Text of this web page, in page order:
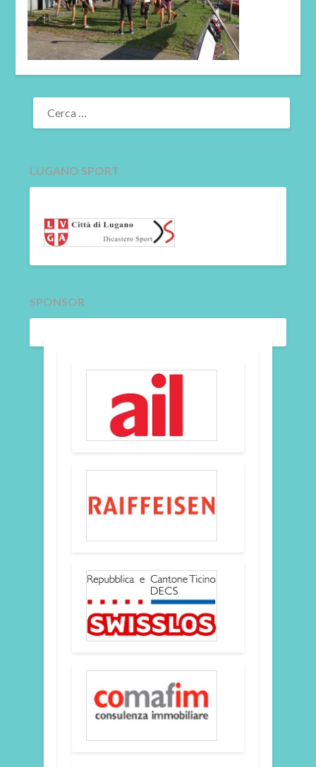
RICERCA
PER:
LUGANO SPORT
SPONSOR